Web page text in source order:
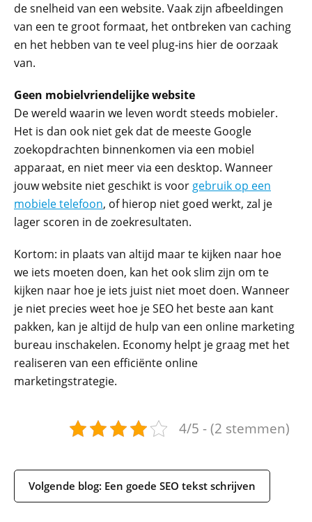
de snelheid van een website. Vaak zijn afbeeldingen
van een te groot formaat, het ontbreken van caching
en het hebben van te veel plug-ins hier de oorzaak
van.
Geen mobielvriendelijke website
De wereld waarin we leven wordt steeds mobieler.
Het is dan ook niet gek dat de meeste Google
zoekopdrachten binnenkomen via een mobiel
apparaat, en niet meer via een desktop. Wanneer
jouw website niet geschikt is voor gebruik op een
mobiele telefoon, of hierop niet goed werkt, zal je
lager scoren in de zoekresultaten.
Kortom: in plaats van altijd maar te kijken naar hoe
we iets moeten doen, kan het ook slim zijn om te
kijken naar hoe je iets juist niet moet doen. Wanneer
je niet precies weet hoe je SEO het beste aan kant
pakken, kan je altijd de hulp van een online marketing
bureau inschakelen. Economy helpt je graag met het
realiseren van een efficiënte online
marketingstrategie.
4/5 - (2 stemmen)
Volgende blog: Een goede SEO tekst schrijven